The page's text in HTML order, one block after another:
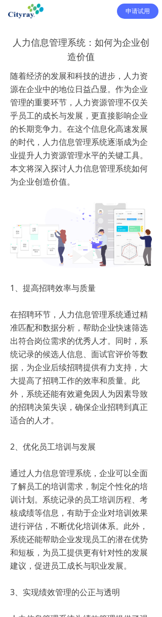
申请试用
人力信息管理系统：如何为企业创
造价值
随着经济的发展和科技的进步，人力资
源在企业中的地位日益凸显。作为企业
管理的重要环节，人力资源管理不仅关
乎员工的成长与发展，更直接影响企业
的长期竞争力。在这个信息化高速发展
的时代，人力信息管理系统逐渐成为企
业提升人力资源管理水平的关键工具。
本文将深入探讨人力信息管理系统如何
为企业创造价值。
1、提高招聘效率与质量
在招聘环节，人力信息管理系统通过精
准匹配和数据分析，帮助企业快速筛选
出符合岗位需求的优秀人才。同时，系
统记录的候选人信息、面试官评价等数
据，为企业后续招聘提供有力支持，大
大提高了招聘工作的效率和质量。此
外，系统还能有效避免因人为因素导致
的招聘决策失误，确保企业招聘到真正
适合的人才。
2、优化员工培训与发展
通过人力信息管理系统，企业可以全面
了解员工的培训需求，制定个性化的培
训计划。系统记录的员工培训历程、考
核成绩等信息，有助于企业对培训效果
进行评估，不断优化培训体系。此外，
系统还能帮助企业发现员工的潜在优势
和短板，为员工提供更有针对性的发展
建议，促进员工成长与职业发展。
3、实现绩效管理的公正与透明